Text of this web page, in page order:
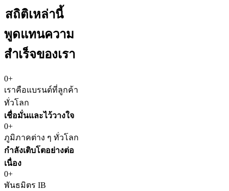
สถิติเหล่านี้
พูดแทนความ
สำเร็จของเรา
0+
เราคือแบรนด์ที่ลูกค้า
ทั่วโลก
เชื่อมั่นและไว้วางใจ
0+
ภูมิภาคต่าง ๆ ทั่วโลก
กำลังเติบโตอย่างต่อ
เนื่อง
0+
พันธมิตร IB